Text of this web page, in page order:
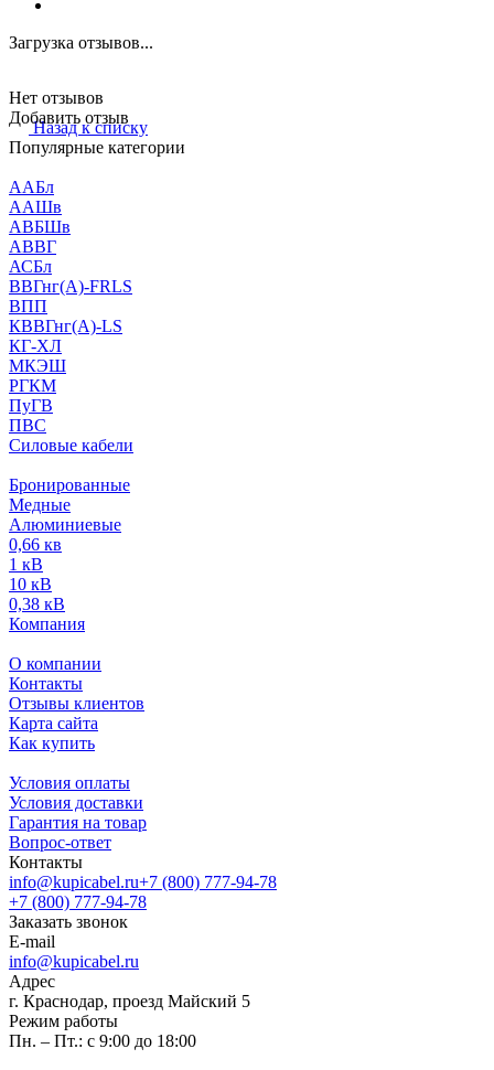
Загрузка отзывов...
Нет отзывов
Добавить отзыв
Назад к списку
Популярные категории
ААБл
ААШв
АВБШв
АВВГ
АСБл
ВВГнг(А)-FRLS
ВПП
КВВГнг(А)-LS
КГ-ХЛ
МКЭШ
РГКМ
ПуГВ
ПВС
Силовые кабели
Бронированные
Медные
Алюминиевые
0,66 кв
1 кВ
10 кВ
0,38 кВ
Компания
О компании
Контакты
Отзывы клиентов
Карта сайта
Как купить
Условия оплаты
Условия доставки
Гарантия на товар
Вопрос-ответ
Контакты
info@kupicabel.ru+7 (800) 777-94-78
+7 (800) 777-94-78
Заказать звонок
E-mail
info@kupicabel.ru
Адрес
г. Краснодар, проезд Майский 5
Режим работы
Пн. – Пт.: с 9:00 до 18:00